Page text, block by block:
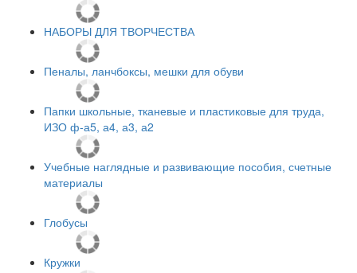
НАБОРЫ ДЛЯ ТВОРЧЕСТВА
Пеналы, ланчбоксы, мешки для обуви
Папки школьные, тканевые и пластиковые для труда,
ИЗО ф-а5, а4, а3, а2
Учебные наглядные и развивающие пособия, счетные
материалы
Глобусы
Кружки